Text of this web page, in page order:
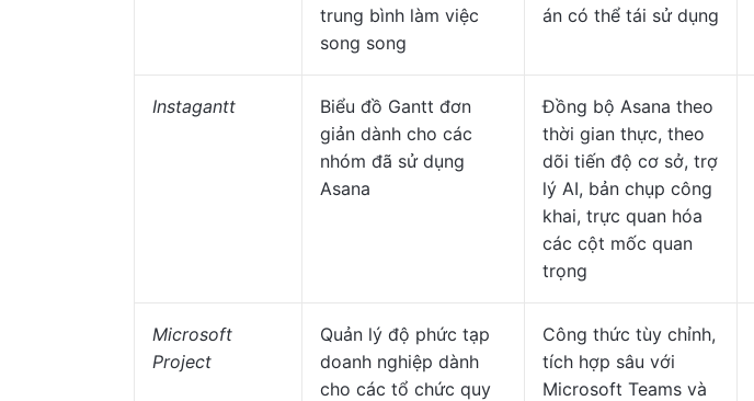
trung bình làm việc
song song
án có thể tái sử dụng
Instagantt
Biểu đồ Gantt đơn
giản dành cho các
nhóm đã sử dụng
Asana
Đồng bộ Asana theo
thời gian thực, theo
dõi tiến độ cơ sở, trợ
lý AI, bản chụp công
khai, trực quan hóa
các cột mốc quan
trọng
Microsoft
Project
Quản lý độ phức tạp
doanh nghiệp dành
cho các tổ chức quy
Công thức tùy chỉnh,
tích hợp sâu với
Microsoft Teams và